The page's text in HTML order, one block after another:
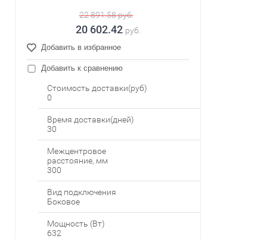
22 891.58руб.
20 602.42 руб.
Добавить в избранное
Добавить к сравнению
Стоимость доставки(руб)
0
Время доставки(дней)
30
Межцентровое
расстояние, мм
300
Вид подключения
Боковое
Мощность (Вт)
632